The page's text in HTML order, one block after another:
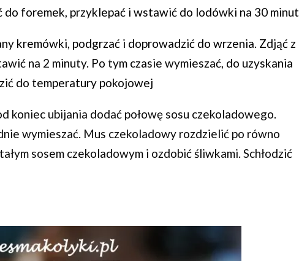
foremek, przyklepać i wstawić do lodówki na 30 minut.
kremówki, podgrzać i doprowadzić do wrzenia. Zdjąć z
na 2 minuty. Po tym czasie wymieszać, do uzyskania
do temperatury pokojowej
koniec ubijania dodać połowę sosu czekoladowego.
wymieszać. Mus czekoladowy rozdzielić po równo
sosem czekoladowym i ozdobić śliwkami. Schłodzić